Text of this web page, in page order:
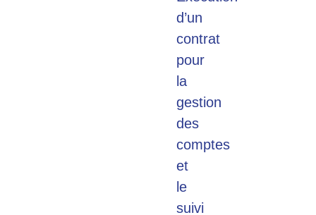
d’un
contrat
pour
la
gestion
des
comptes
et
le
suivi